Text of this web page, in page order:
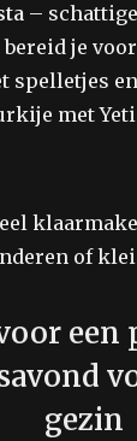
–
je
spelletjes
met Yeti
of
een
gezin